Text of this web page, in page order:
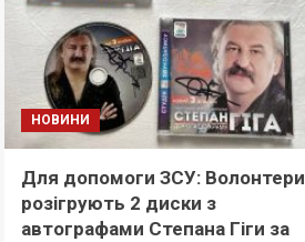
НОВИНИ
Для допомоги ЗСУ: Волонтери
розігрують 2 диски з
автографами Степана Гіги за